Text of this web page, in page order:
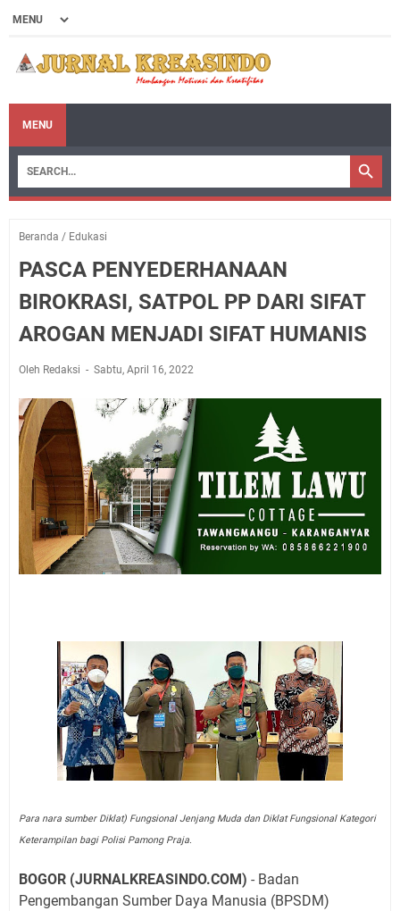
MENU
Beranda / Edukasi
PASCA PENYEDERHANAAN
BIROKRASI, SATPOL PP DARI SIFAT
AROGAN MENJADI SIFAT HUMANIS
Oleh Redaksi Sabtu, April 16, 2022
Para nara sumber Diklat) Fungsional Jenjang Muda dan Diklat Fungsional Kategori
Keterampilan bagi Polisi Pamong Praja.
BOGOR (JURNALKREASINDO.COM) - Badan
Pengembangan Sumber Daya Manusia (BPSDM)